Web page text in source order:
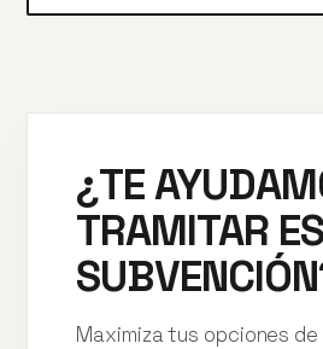
¿TE
TRAMITAR
Maximiza tus opciones